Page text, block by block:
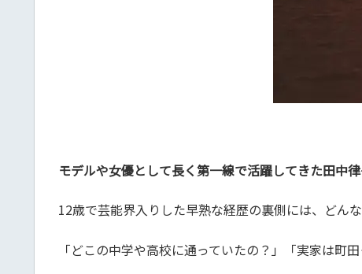
モデルや女優として長く第一線で活躍してきた田中律
12歳で芸能界入りした早熟な経歴の裏側には、どん
「どこの中学や高校に通っていたの？」「実家は町